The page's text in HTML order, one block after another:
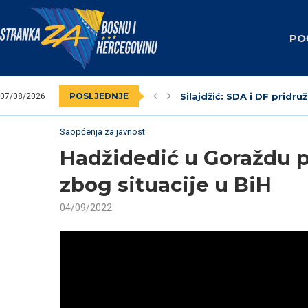
07/08/2026 POSLJEDNJE
Silajdžić: SDA i DF
SBiH: Dodik unaprijed
Nedim Krndžija
Stranka za BiH obilježila
Federalni revizori 2023.
Unsko-sanski kanton:
Livno: Održana izborna
Izabrano kantonalno
Dva vijećnika u
Saopćenja za javnost
Hadžidedić u Goraždu
zbog situacije u BiH
04/09/2022